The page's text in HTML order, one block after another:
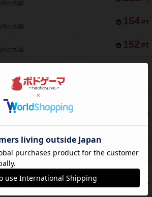
1件の投稿
154 PT
1件の投稿
152 PT
1件の投稿
PT
PT
トモンスター
PT
ク-オルレアン ドロー＆ライト
PT
件の投稿
PT
件の投稿
80 PT
ク